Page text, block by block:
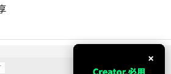
×